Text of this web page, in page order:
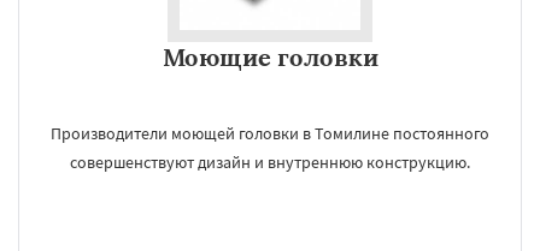
Моющие головки
Производители моющей головки в Томилине постоянного
совершенствуют дизайн и внутреннюю конструкцию.